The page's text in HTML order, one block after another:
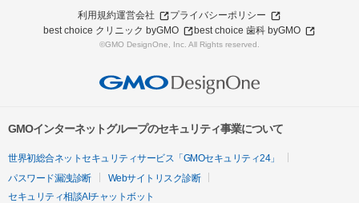
利用規約運営会社
プライバシーポリシー
best choice クリニック byGMO
best choice 歯科 byGMO
©GMO DesignOne, Inc. All Rights reserved.
GMOインターネットグループのセキュリティ事業について
世界初総合ネットセキュリティサービス「GMOセキュリティ24」
パスワード漏洩診断
Webサイトリスク診断
セキュリティ相談AIチャットボット